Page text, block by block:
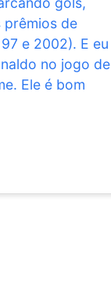
de
e 2002). E eu
no jogo de
Ele é bom